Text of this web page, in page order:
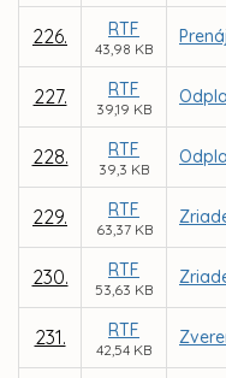
226. RTF
43,98 KB
227. RTF
39,19 KB
228. RTF
39,3 KB
229. RTF
63,37 KB
230. RTF
53,63 KB
231. RTF
42,54 KB